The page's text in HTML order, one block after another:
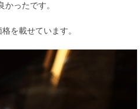
ったです。
を載せています。